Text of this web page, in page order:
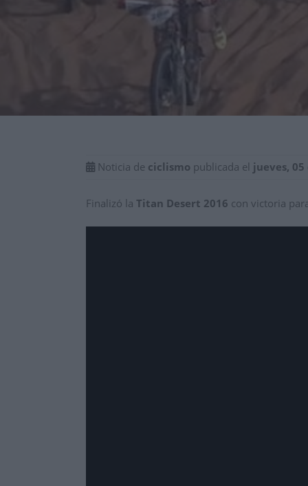
Noticia de ciclismo publicada el jueves,
Finalizó la Titan Desert 2016 con victoria